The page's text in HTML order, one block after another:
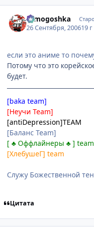
tomogoshka
26 Сентября, 200619 г
если это аниме то
Потому что это
будет.
[baka team]
[Неучи Team]
[antiDepression]TEAM
[Баланс Team]
[ ♣ Оффлайнеры ♣ ] team
[ХлебушеГ] team
Служу Божественной
Цитата